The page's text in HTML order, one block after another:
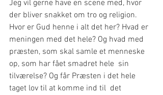
Jeg vil gerne have en scene med, hvor
der bliver snakket om tro og religion.
Hvor er Gud henne i alt det her? Hvad er
meningen med det hele? Og hvad med
præsten, som skal samle et menneske
op, som har fået smadret hele  sin
tilværelse? Og får Præsten i det hele
taget lov til at komme ind til  det